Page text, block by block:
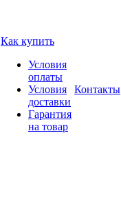
Как купить
Условия
оплаты
Условия
доставки
Гарантия
на товар
Контакты